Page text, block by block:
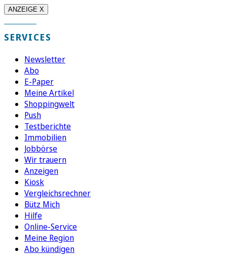
ANZEIGE X
SERVICES
Newsletter
Abo
E-Paper
Meine Artikel
Shoppingwelt
Push
Testberichte
Immobilien
Jobbörse
Wir trauern
Anzeigen
Kiosk
Vergleichsrechner
Bütz Mich
Hilfe
Online-Service
Meine Region
Abo kündigen